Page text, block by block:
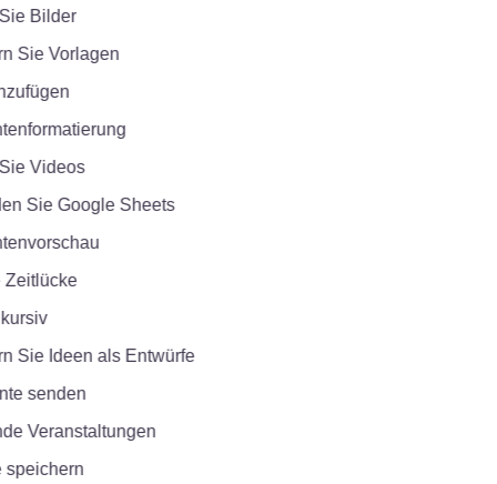
Bilder
Vorlagen
Videos
Sie Google Sheets
Ideen als Entwürfe
senden
Veranstaltungen